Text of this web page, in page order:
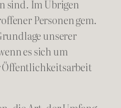
sind. Im Übrigen
Personen gem.
unserer
es sich um
Öffentlichkeitsarbeit